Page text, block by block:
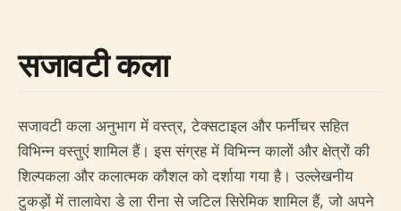
सजावटी कला
सजावटी कला अनुभाग में वस्त्र, टेक्सटाइल और फर्नीचर सहित
विभिन्न वस्तुएं शामिल हैं। इस संग्रह में विभिन्न कालों और क्षेत्रों की
शिल्पकला और कलात्मक कौशल को दर्शाया गया है। उल्लेखनीय
टुकड़ों में तालावेरा डे ला रीना से जटिल सिरेमिक शामिल हैं, जो अपने